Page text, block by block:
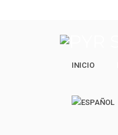
INICIO